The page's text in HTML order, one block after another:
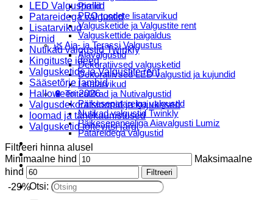
Pirnid
PRO toodete lisatarvikud
Valgusketide ja Valgustite rent
Valguskettide paigaldus
🌿 Aia- ja Terassi Valgustus
Aiavalgustid
Dekoratiivsed valgusketid
Dekoratiivsed LED valgustid ja kujundid
Lisatarvikud
🔋 Toiteallikad ja Nutivalgustid
Päikesepatareiga valgustid
Nutikad valgustid Twinkly
Päikesepaneeliga Aiavalgusti Lumiz
Patareidega valgustid
Päikeselaternad Lumiz
Valguskettide paigaldus
Blogi
Otsi:
LED Valguspallid
Patareidega valgustid
Lisatarvikud
Pirnid
Nutikad valgustid Twinkly
Kingituste ideed
Valgusketide ja Valgustite rent
Sääsetõrje lambid
Halloween 2026
Valgusdekoratsioonid ja kujukesed
loomad ja tähekaunistused
Valgusketid toiteviisi järgi
Filtreeri hinna alusel
Minimaalne hind
Maksimaalne
hind
Filtreeri
-29%